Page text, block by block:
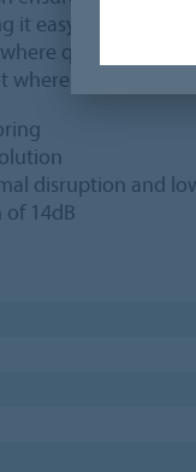
it easy to clean
quick
slip resistance
disruption and
14dB